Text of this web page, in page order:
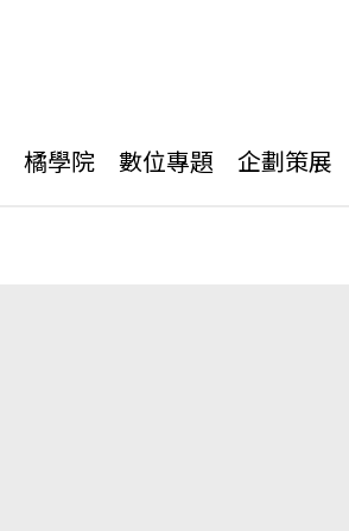
橘學院 數位專題 企劃策展